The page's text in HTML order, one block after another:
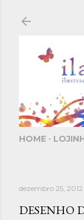
HOME
dezembro 25, 2012
DESENHO